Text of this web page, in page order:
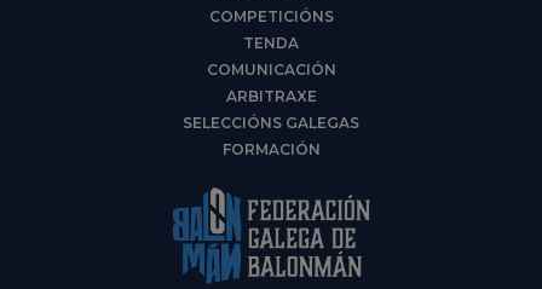
COMPETICIÓNS
TENDA
COMUNICACIÓN
ARBITRAXE
SELECCIÓNS GALEGAS
FORMACIÓN